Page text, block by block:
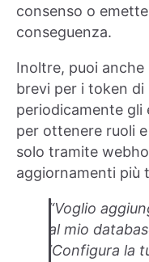
consenso o
conseguenza.
Inoltre, puoi anche
brevi per i token di
periodicamente gli
per ottenere ruoli
solo tramite
aggiornamenti più
“Voglio
al mio
‘Configura la